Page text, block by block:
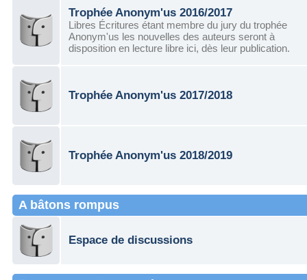
Trophée Anonym'us 2016/2017
Libres Écritures étant membre du jury du trophée
Anonym'us les nouvelles des auteurs seront à
disposition en lecture libre ici, dès leur publication.
Trophée Anonym'us 2017/2018
Trophée Anonym'us 2018/2019
A bâtons rompus
Espace de discussions